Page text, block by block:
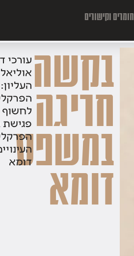
חומרים וקישורים
בקשה
חריגה
במשפט
דומא
עורכי
לחשוף
פגישת
דומא